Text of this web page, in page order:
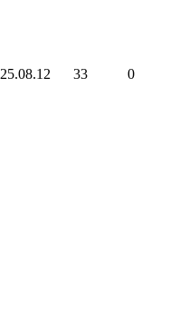
25.08.12 33 0